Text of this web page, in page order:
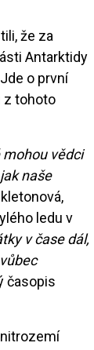
že za
Antarktidy
o první
z tohoto
vědci
naše
ledu v
v čase dál,
časopis